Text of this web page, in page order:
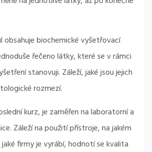
biochemické vyšetřovací
řečeno látky, které se v rámci
stanovuji. Záleží, jaké jsou jejich
rozmezí.
kurz, je zaměřen na laboratorní a
Záleží na použití přístroje, na jakém
firmy je vyrábí, hodnotí se kvalita